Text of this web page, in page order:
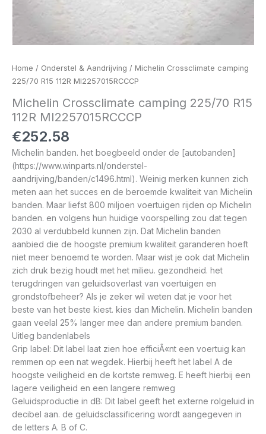
Home / Onderstel & Aandrijving / Michelin Crossclimate camping
225/70 R15 112R MI2257015RCCCP
Michelin Crossclimate camping 225/70 R15
112R MI2257015RCCCP
€252.58
Michelin banden. het boegbeeld onder de [autobanden]
(https://www.winparts.nl/onderstel-
aandrijving/banden/c1496.html). Weinig merken kunnen zich
meten aan het succes en de beroemde kwaliteit van Michelin
banden. Maar liefst 800 miljoen voertuigen rijden op Michelin
banden. en volgens hun huidige voorspelling zou dat tegen
2030 al verdubbeld kunnen zijn. Dat Michelin banden
aanbied die de hoogste premium kwaliteit garanderen hoeft
niet meer benoemd te worden. Maar wist je ook dat Michelin
zich druk bezig houdt met het milieu. gezondheid. het
terugdringen van geluidsoverlast van voertuigen en
grondstofbeheer? Als je zeker wil weten dat je voor het
beste van het beste kiest. kies dan Michelin. Michelin banden
gaan veelal 25% langer mee dan andere premium banden.
Uitleg bandenlabels
Grip label: Dit label laat zien hoe efficiÃ«nt een voertuig kan
remmen op een nat wegdek. Hierbij heeft het label A de
hoogste veiligheid en de kortste remweg. E heeft hierbij een
lagere veiligheid en een langere remweg
Geluidsproductie in dB: Dit label geeft het externe rolgeluid in
decibel aan. de geluidsclassificering wordt aangegeven in
de letters A. B of C.